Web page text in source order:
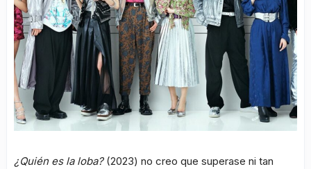
¿Quién es la loba?(2023) no creo que superase ni tan